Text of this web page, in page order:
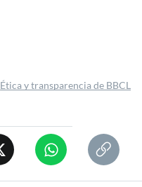
Ética y transparencia de BBCL